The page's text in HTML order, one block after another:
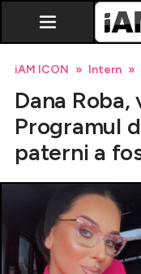
iAM ICON Intern
Dana
Programul
paterni a